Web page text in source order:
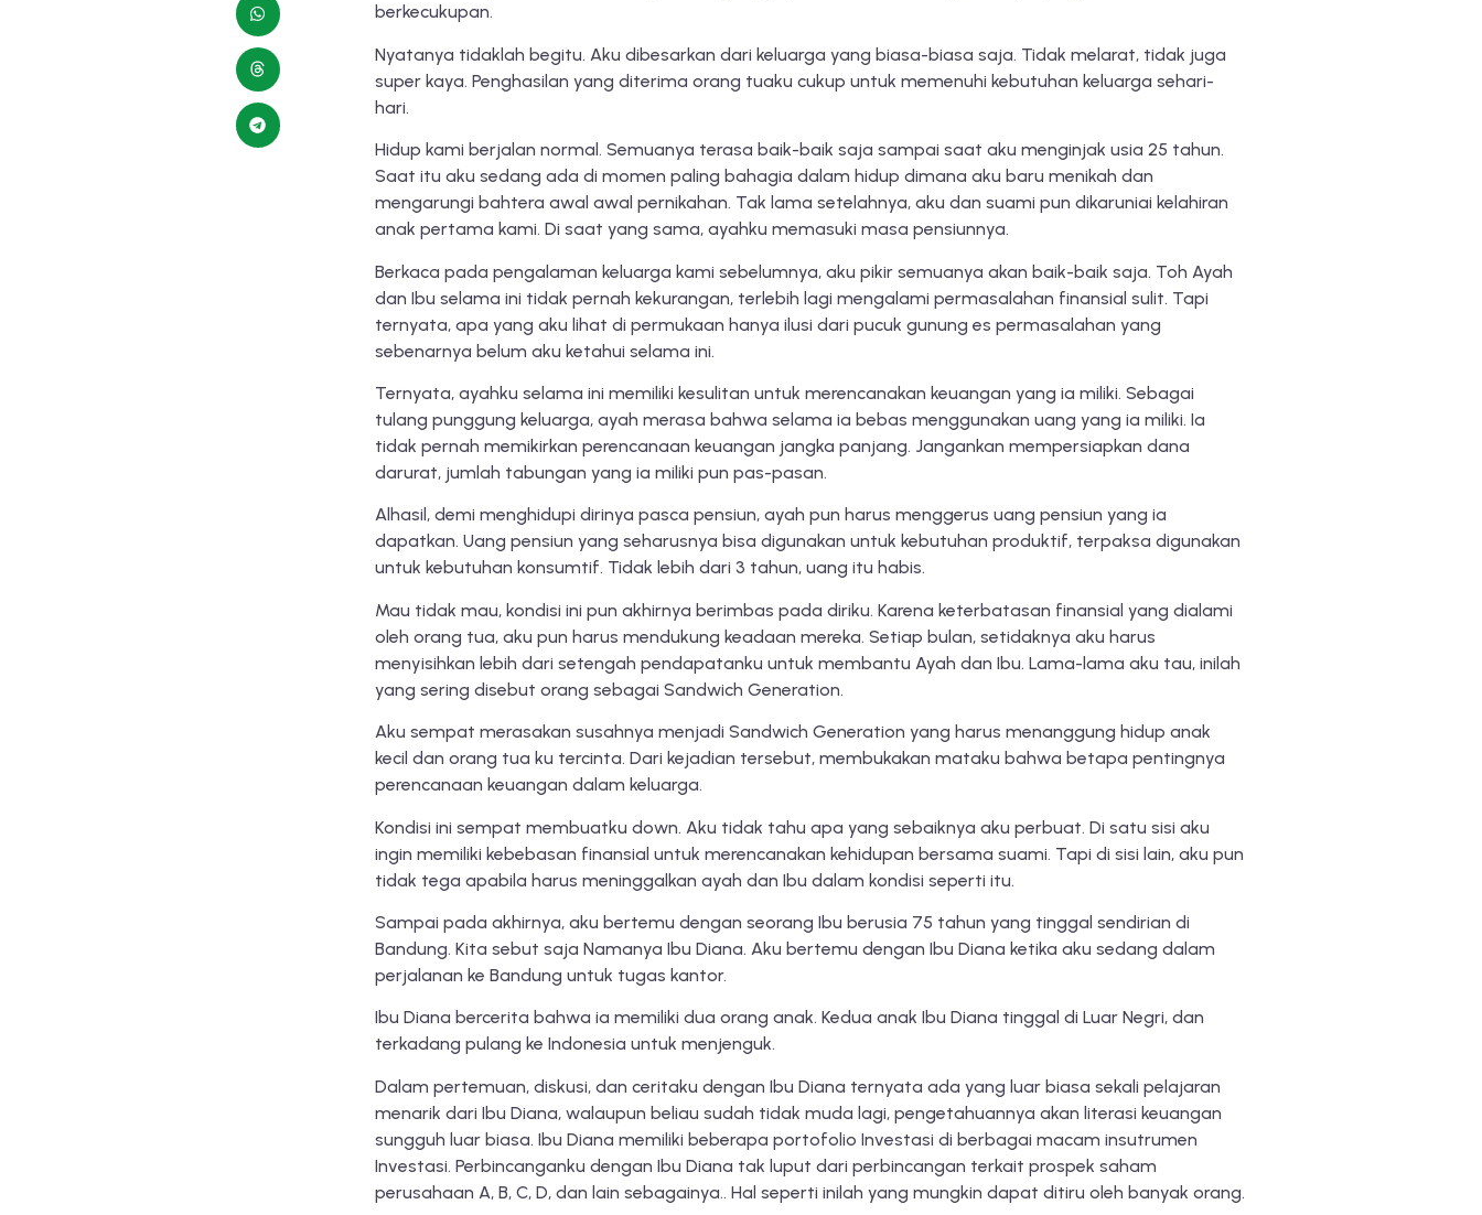
berkecukupan.
Nyatanya tidaklah begitu. Aku dibesarkan dari keluarga yang biasa-biasa saja. Tidak melarat, tidak juga
super kaya. Penghasilan yang diterima orang tuaku cukup untuk memenuhi kebutuhan keluarga sehari-
hari.
Hidup kami berjalan normal. Semuanya terasa baik-baik saja sampai saat aku menginjak usia 25 tahun.
Saat itu aku sedang ada di momen paling bahagia dalam hidup dimana aku baru menikah dan
mengarungi bahtera awal awal pernikahan. Tak lama setelahnya, aku dan suami pun dikaruniai kelahiran
anak pertama kami. Di saat yang sama, ayahku memasuki masa pensiunnya.
Berkaca pada pengalaman keluarga kami sebelumnya, aku pikir semuanya akan baik-baik saja. Toh Ayah
dan Ibu selama ini tidak pernah kekurangan, terlebih lagi mengalami permasalahan finansial sulit. Tapi
ternyata, apa yang aku lihat di permukaan hanya ilusi dari pucuk gunung es permasalahan yang
sebenarnya belum aku ketahui selama ini.
Ternyata, ayahku selama ini memiliki kesulitan untuk merencanakan keuangan yang ia miliki. Sebagai
tulang punggung keluarga, ayah merasa bahwa selama ia bebas menggunakan uang yang ia miliki. Ia
tidak pernah memikirkan perencanaan keuangan jangka panjang. Jangankan mempersiapkan dana
darurat, jumlah tabungan yang ia miliki pun pas-pasan.
Alhasil, demi menghidupi dirinya pasca pensiun, ayah pun harus menggerus uang pensiun yang ia
dapatkan. Uang pensiun yang seharusnya bisa digunakan untuk kebutuhan produktif, terpaksa digunakan
untuk kebutuhan konsumtif. Tidak lebih dari 3 tahun, uang itu habis.
Mau tidak mau, kondisi ini pun akhirnya berimbas pada diriku. Karena keterbatasan finansial yang dialami
oleh orang tua, aku pun harus mendukung keadaan mereka. Setiap bulan, setidaknya aku harus
menyisihkan lebih dari setengah pendapatanku untuk membantu Ayah dan Ibu. Lama-lama aku tau, inilah
yang sering disebut orang sebagai Sandwich Generation.
Aku sempat merasakan susahnya menjadi Sandwich Generation yang harus menanggung hidup anak
kecil dan orang tua ku tercinta. Dari kejadian tersebut, membukakan mataku bahwa betapa pentingnya
perencanaan keuangan dalam keluarga.
Kondisi ini sempat membuatku down. Aku tidak tahu apa yang sebaiknya aku perbuat. Di satu sisi aku
ingin memiliki kebebasan finansial untuk merencanakan kehidupan bersama suami. Tapi di sisi lain, aku pun
tidak tega apabila harus meninggalkan ayah dan Ibu dalam kondisi seperti itu.
Sampai pada akhirnya, aku bertemu dengan seorang Ibu berusia 75 tahun yang tinggal sendirian di
Bandung. Kita sebut saja Namanya Ibu Diana. Aku bertemu dengan Ibu Diana ketika aku sedang dalam
perjalanan ke Bandung untuk tugas kantor.
Ibu Diana bercerita bahwa ia memiliki dua orang anak. Kedua anak Ibu Diana tinggal di Luar Negri, dan
terkadang pulang ke Indonesia untuk menjenguk.
Dalam pertemuan, diskusi, dan ceritaku dengan Ibu Diana ternyata ada yang luar biasa sekali pelajaran
menarik dari Ibu Diana, walaupun beliau sudah tidak muda lagi, pengetahuannya akan literasi keuangan
sungguh luar biasa. Ibu Diana memiliki beberapa portofolio Investasi di berbagai macam insutrumen
Investasi. Perbincanganku dengan Ibu Diana tak luput dari perbincangan terkait prospek saham
perusahaan A, B, C, D, dan lain sebagainya.. Hal seperti inilah yang mungkin dapat ditiru oleh banyak orang.